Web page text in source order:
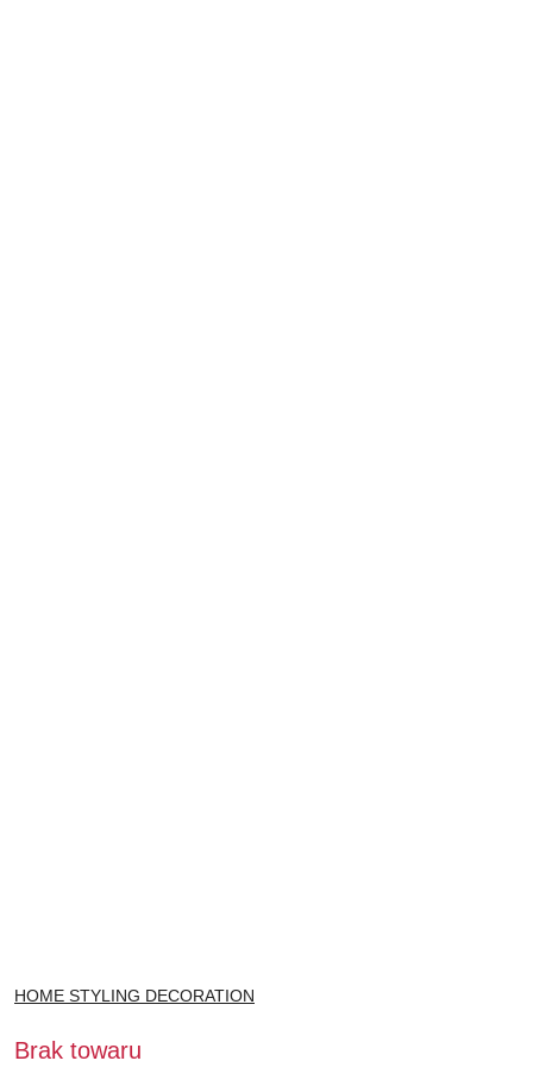
NAZWA
PRODUCENTA:
HOME STYLING DECORATION
Brak towaru